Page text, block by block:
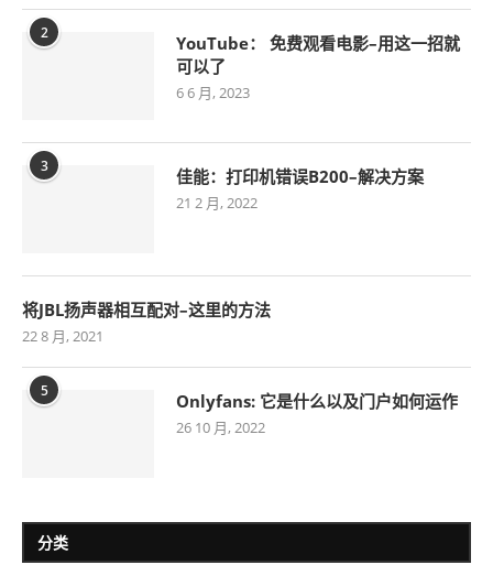
2
YouTube： 免费观看电影–用这一招就
可以了
6 6 月, 2023
3 佳能：打印机错误B200–解决方案
21 2 月, 2022
将JBL扬声器相互配对–这里的方法
22 8 月, 2021
5 Onlyfans: 它是什么以及门户如何运作
26 10 月, 2022
分类